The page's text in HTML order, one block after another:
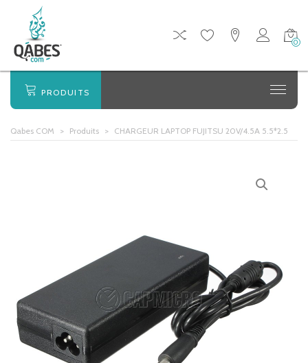
0
PRODUITS
Qabes COM > Produits > CHARGEUR LAPTOP FUJITSU 20V/4.5A 5.5*2.5